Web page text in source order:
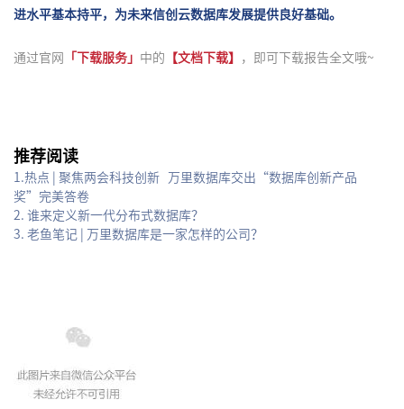
进水平基本持平，为未来信创云数据库发展提供良好基础。
通过官网 「下载服务」 中的 【文档下载】 ，即可下载报告全文哦~
推荐阅读
1.热点 | 聚焦两会科技创新 万里数据库交出“数据库创新产品
奖”完美答卷
2. 谁来定义新一代分布式数据库？
3. 老鱼笔记 | 万里数据库是一家怎样的公司？